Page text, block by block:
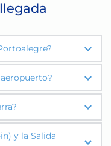
Punta de
ensenada en
puedes ver
estamos a 2
(Tolú) estamos
pero puedes
llegar en Waze
y la Salida